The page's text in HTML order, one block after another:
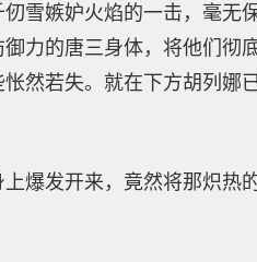
雪嫉妒火焰的一击，毫无
力的唐三身体，将他们彻
然若失。就在下方胡列娜
爆发开来，竟然将那炽热